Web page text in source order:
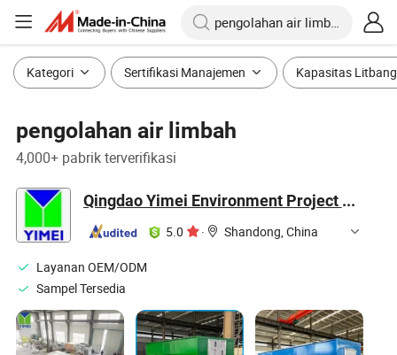
Kategori Sertifikasi Manajemen Kapasitas Litbang
pengolahan air limbah
4,000+ pabrik terverifikasi
Qingdao Yimei Environment Project Co., Ltd.
5.0 · Shandong, China
Layanan OEM/ODM
Sampel Tersedia